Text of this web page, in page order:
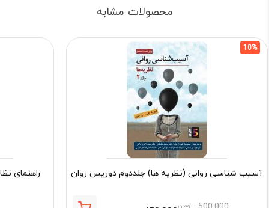
محصولات مشابه
10%
آسیب شناسی روانی (نظریه ها) جلددوم دوزیس روان
تومان
راهنمای